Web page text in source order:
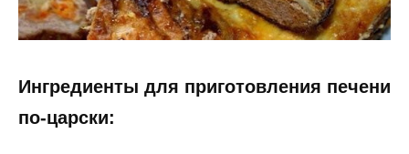
Ингредиенты для приготовления печени
по-царски: